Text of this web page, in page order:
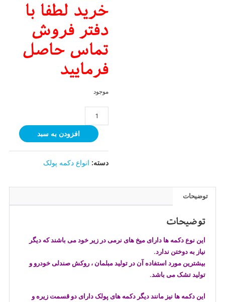
خرید لطفا با
دفتر فروش
تماس حاصل
فرمایید
موجود
دکمه
پولک
میخی
افزودن به سبد
دسته: انواع دکمه پولک
توضیحات
توضیحات
این نوع دکمه ها دارای میخ های نرمی در زیر خود می باشند که دیگر
نیاز به دوختن ندارد.
بیشترین مورد استفاده آن در تولید مبلمان ، روکش صندلی خودرو و
تولید تشک می باشد.
این دکمه ها نیز مانند دیگر دکمه های پولک دارای دو قسمت زیره و